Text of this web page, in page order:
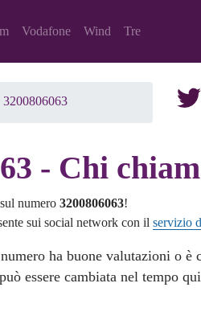
Vodafone Wind Tre
3200806063
- Chi
numero 3200806063!
sui social network con il servizio
ha buone valutazioni o
essere cambiata nel tempo